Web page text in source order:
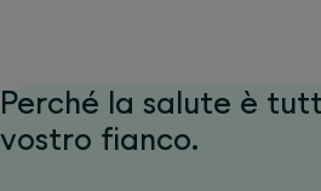
Perché la salute è
vostro fianco.